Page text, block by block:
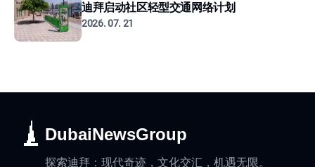
迪拜启动社区轻型交通网络计划
2026. 07. 21
DubaiNewsGroup
探索迪拜：现代奇迹，文化交汇，机遇无限。